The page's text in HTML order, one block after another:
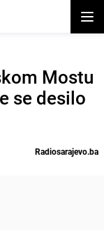
Mostu
se desilo
Radiosarajevo.ba